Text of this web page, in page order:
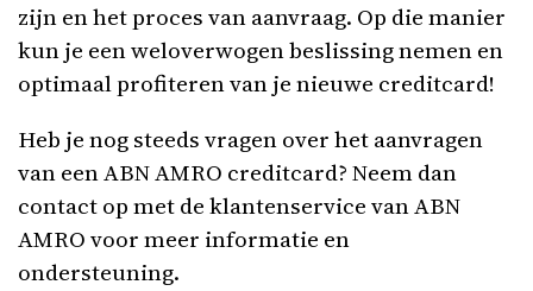
zijn en het proces van aanvraag. Op die manier
kun je een weloverwogen beslissing nemen en
optimaal profiteren van je nieuwe creditcard!
Heb je nog steeds vragen over het aanvragen
van een ABN AMRO creditcard? Neem dan
contact op met de klantenservice van ABN
AMRO voor meer informatie en
ondersteuning.